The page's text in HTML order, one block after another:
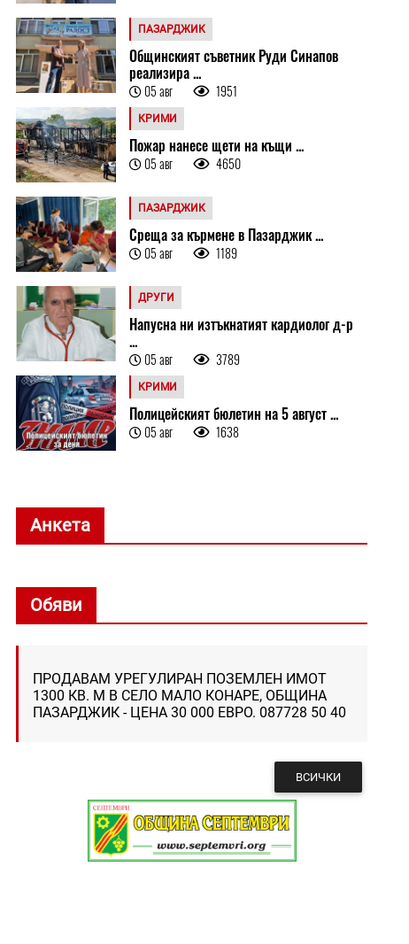
ПАЗАРДЖИК
Общинският съветник Руди Синапов
реализира ...
05 авг 1951
КРИМИ
Пожар нанесе щети на къщи ...
05 авг 4650
ПАЗАРДЖИК
Среща за кърмене в Пазарджик ...
05 авг 1189
ДРУГИ
Напусна ни изтъкнатият кардиолог д-р
...
05 авг 3789
КРИМИ
Полицейският бюлетин на 5 август ...
05 авг 1638
Анкета
Обяви
ПРОДАВАМ УРЕГУЛИРАН ПОЗЕМЛЕН ИМОТ
1300 КВ. М В СЕЛО МАЛО КОНАРЕ, ОБЩИНА
ПАЗАРДЖИК - ЦЕНА 30 000 ЕВРО. 087728 50 40
ВСИЧКИ